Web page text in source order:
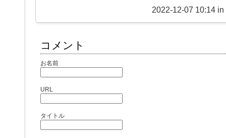
2022-12-07 10:14 in
コメント
お名前
URL
タイトル